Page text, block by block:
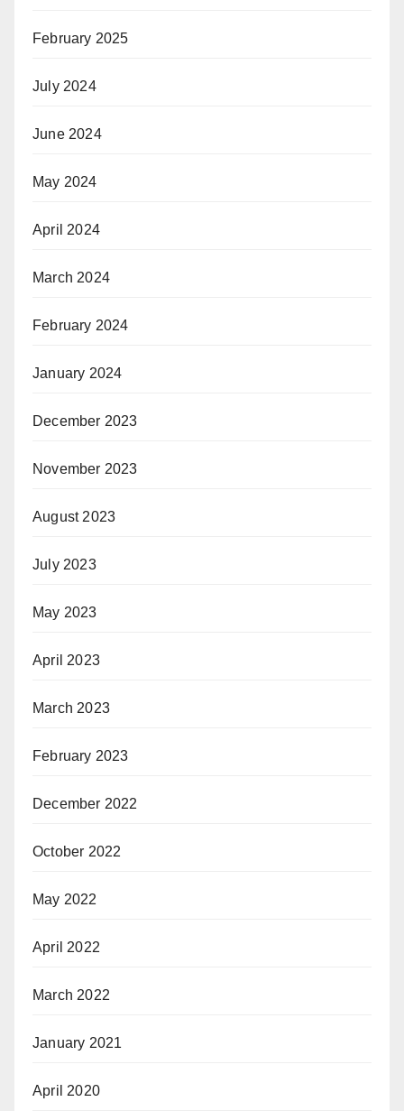
February 2025
July 2024
June 2024
May 2024
April 2024
March 2024
February 2024
January 2024
December 2023
November 2023
August 2023
July 2023
May 2023
April 2023
March 2023
February 2023
December 2022
October 2022
May 2022
April 2022
March 2022
January 2021
April 2020